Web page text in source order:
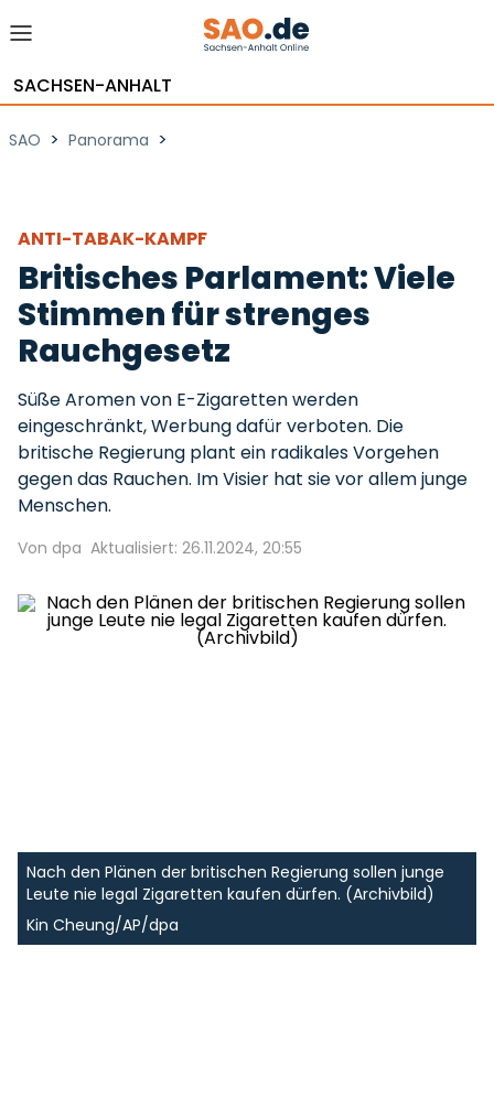
SACHSEN-ANHALT
SAO > Panorama >
ANTI-TABAK-KAMPF
Britisches Parlament: Viele
Stimmen für strenges
Rauchgesetz
Süße Aromen von E-Zigaretten werden
eingeschränkt, Werbung dafür verboten. Die
britische Regierung plant ein radikales Vorgehen
gegen das Rauchen. Im Visier hat sie vor allem junge
Menschen.
Von dpa Aktualisiert: 26.11.2024, 20:55
Nach den Plänen der britischen Regierung sollen junge
Leute nie legal Zigaretten kaufen dürfen. (Archivbild)
Kin Cheung/AP/dpa